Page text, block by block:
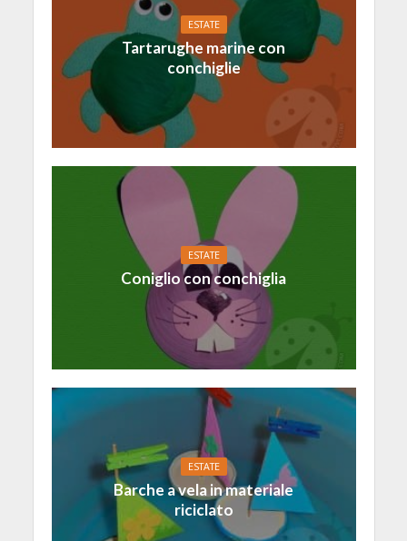
ESTATE
Tartarughe marine con
conchiglie
ESTATE
Coniglio con conchiglia
ESTATE
Barche a vela in materiale
riciclato